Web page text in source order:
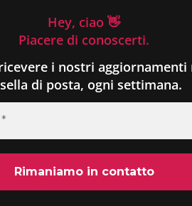
Hey, ciao 👋
Piacere di conoscerti.
i nostri aggiornamenti
di posta, ogni settimana.